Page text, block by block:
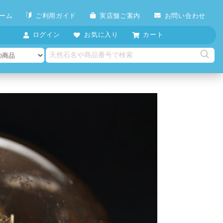
ム ご利用ガイド 実店舗ご案内 お問い合わせ
ログイン お気に入り カート